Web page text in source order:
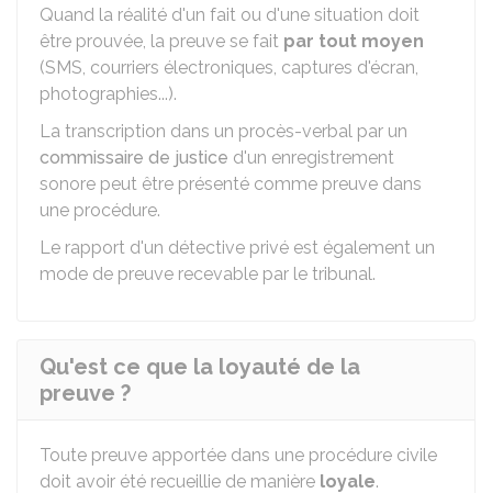
Quand la réalité d'un fait ou d'une situation doit
être prouvée, la preuve se fait par tout moyen
(SMS, courriers électroniques, captures d'écran,
photographies...).
La transcription dans un procès-verbal par un
commissaire de justice d'un enregistrement
sonore peut être présenté comme preuve dans
une procédure.
Le rapport d'un détective privé est également un
mode de preuve recevable par le tribunal.
Qu'est ce que la loyauté de la
preuve ?
Toute preuve apportée dans une procédure civile
doit avoir été recueillie de manière loyale.